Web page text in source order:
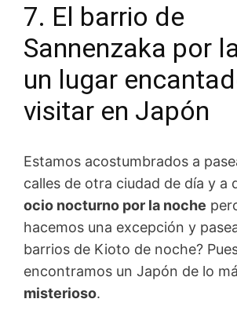
7. El barrio de
Sannenzaka por
un lugar
visitar en Japón
Estamos acostumbrados a
calles de otra ciudad de día y a
ocio nocturno por la noche
hacemos una excepción y
barrios de Kioto de noche?
encontramos un Japón de lo
misterioso.